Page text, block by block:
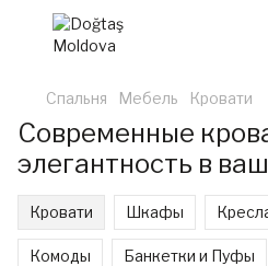
Спальня Мебель Кровати
Современные
элегантность в
Кровати Шкафы
Комоды Банкетки и Пуфы